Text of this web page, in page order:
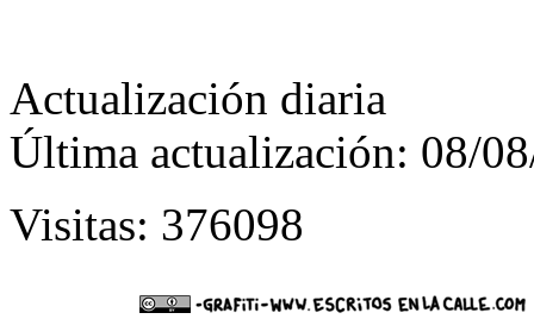
Actualización diaria
Última actualización: 08/
Visitas: 376098